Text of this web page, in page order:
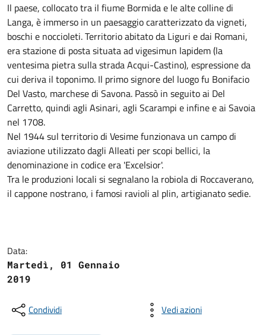
Il paese, collocato tra il fiume Bormida e le alte colline di
Langa, è immerso in un paesaggio caratterizzato da vigneti,
boschi e noccioleti. Territorio abitato da Liguri e dai Romani,
era stazione di posta situata ad vigesimun lapidem (la
ventesima pietra sulla strada Acqui-Castino), espressione da
cui deriva il toponimo. Il primo signore del luogo fu Bonifacio
Del Vasto, marchese di Savona. Passò in seguito ai Del
Carretto, quindi agli Asinari, agli Scarampi e infine e ai Savoia
nel 1708.
Nel 1944 sul territorio di Vesime funzionava un campo di
aviazione utilizzato dagli Alleati per scopi bellici, la
denominazione in codice era 'Excelsior'.
Tra le produzioni locali si segnalano la robiola di Roccaverano,
il cappone nostrano, i famosi ravioli al plin, artigianato sedie.
Data:
Martedì, 01 Gennaio
2019
Condividi Vedi azioni